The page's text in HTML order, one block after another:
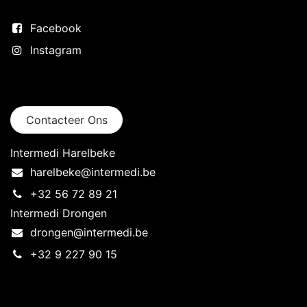
Facebook
Instagram
Contacteer Ons
Intermedi Harelbeke
harelbeke@intermedi.be
+32 56 72 89 21
Intermedi Drongen
drongen@intermedi.be
+32 9 227 90 15